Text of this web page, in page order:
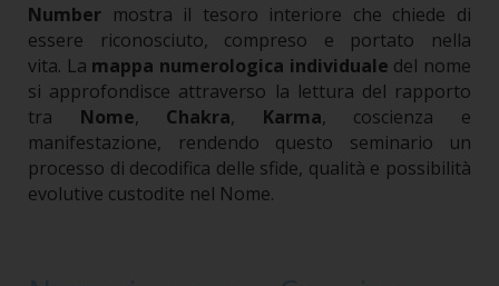
Number mostra il tesoro interiore che chiede di
essere riconosciuto, compreso e portato nella
vita. La mappa numerologica individuale del nome
si approfondisce attraverso la lettura del rapporto
tra Nome, Chakra, Karma, coscienza e
manifestazione, rendendo questo seminario un
processo di decodifica delle sfide, qualità e possibilità
evolutive custodite nel Nome.